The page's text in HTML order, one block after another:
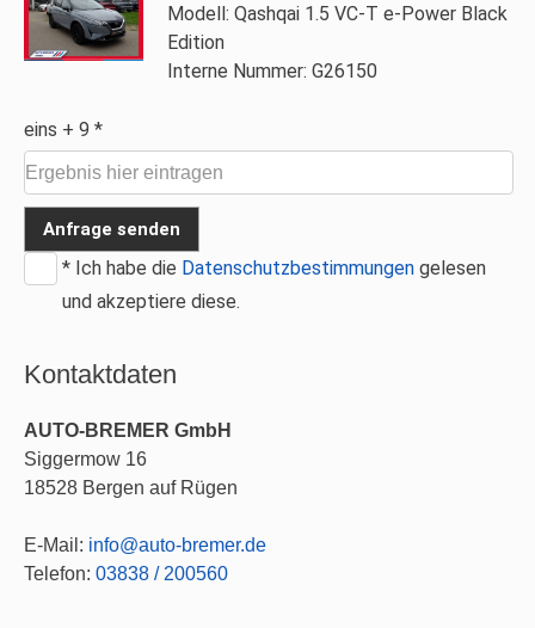
Modell: Qashqai 1.5 VC-T e-Power Black
Edition
Interne Nummer: G26150
eins + 9 *
Anfrage senden
* Ich habe die Datenschutzbestimmungen gelesen
und akzeptiere diese.
Kontaktdaten
AUTO-BREMER GmbH
Siggermow 16
18528 Bergen auf Rügen
E-Mail: info@auto-bremer.de
Telefon: 03838 / 200560